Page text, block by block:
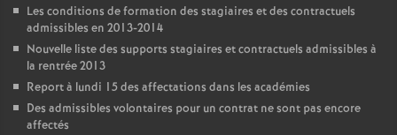
Les conditions de formation des stagiaires et des contractuels
admissibles en 2013-2014
Nouvelle liste des supports stagiaires et contractuels admissibles à
la rentrée 2013
Report à lundi 15 des affectations dans les académies
Des admissibles volontaires pour un contrat ne sont pas encore
affectés